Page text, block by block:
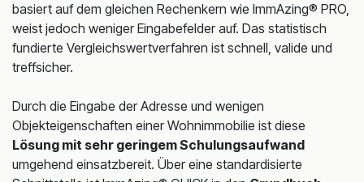
basiert auf dem gleichen Rechenkern wie ImmAzing® PRO,
weist jedoch weniger Eingabefelder auf. Das statistisch
fundierte Vergleichswertverfahren ist schnell, valide und
treffsicher.
Durch die Eingabe der Adresse und wenigen
Objekteigenschaften einer Wohnimmobilie ist diese
Lösung mit sehr geringem Schulungsaufwand
umgehend einsatzbereit. Über eine standardisierte